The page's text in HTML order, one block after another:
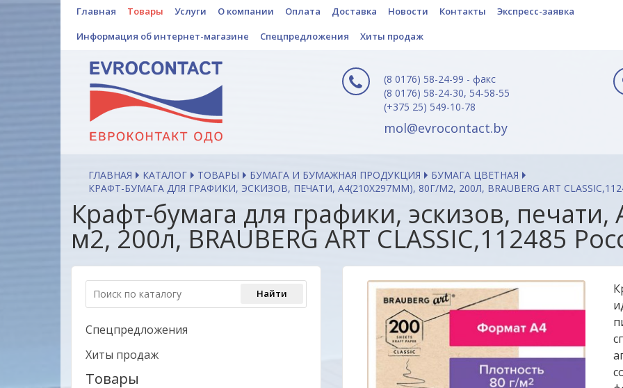
Главная Товары Услуги О компании Оплата Доставка Новости Контакты
Экспресс-заявка
Информация об интернет-магазине
Спецпредложения Хиты продаж
(8 0176) 58-24-99 - факс
(8 0176) 58-24-30, 54-58-55
(+375 25) 549-10-78
mol@evrocontact.by
ГЛАВНАЯ КАТАЛОГ ТОВАРЫ БУМАГА И БУМАЖНАЯ ПРОДУКЦИЯ
БУМАГА ЦВЕТНАЯ
КРАФТ-БУМАГА ДЛЯ ГРАФИКИ, ЭСКИЗОВ, ПЕЧАТИ, А4(210Х297ММ), 80Г/М2, 200Л, BRAUBERG ART
Крафт-бумага для графики, эскизов,
м2, 200л, BRAUBERG ART CLASSIC,112485
Спецпредложения
Хиты продаж
Товары